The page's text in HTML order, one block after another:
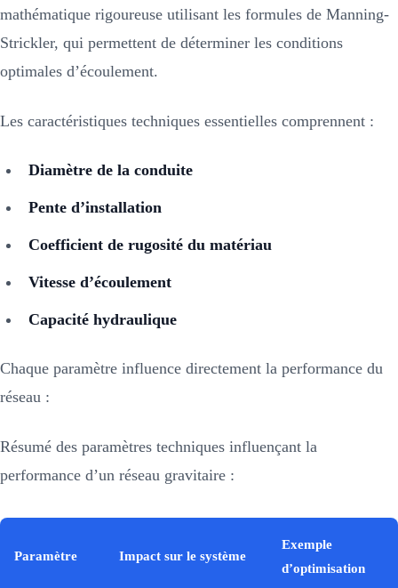
mathématique rigoureuse utilisant les formules de Manning-
Strickler, qui permettent de déterminer les conditions
optimales d’écoulement.
Les caractéristiques techniques essentielles comprennent :
Diamètre de la conduite
Pente d’installation
Coefficient de rugosité du matériau
Vitesse d’écoulement
Capacité hydraulique
Chaque paramètre influence directement la performance du
réseau :
Résumé des paramètres techniques influençant la
performance d’un réseau gravitaire :
Paramètre Impact sur le système
Exemple
d’optimisation